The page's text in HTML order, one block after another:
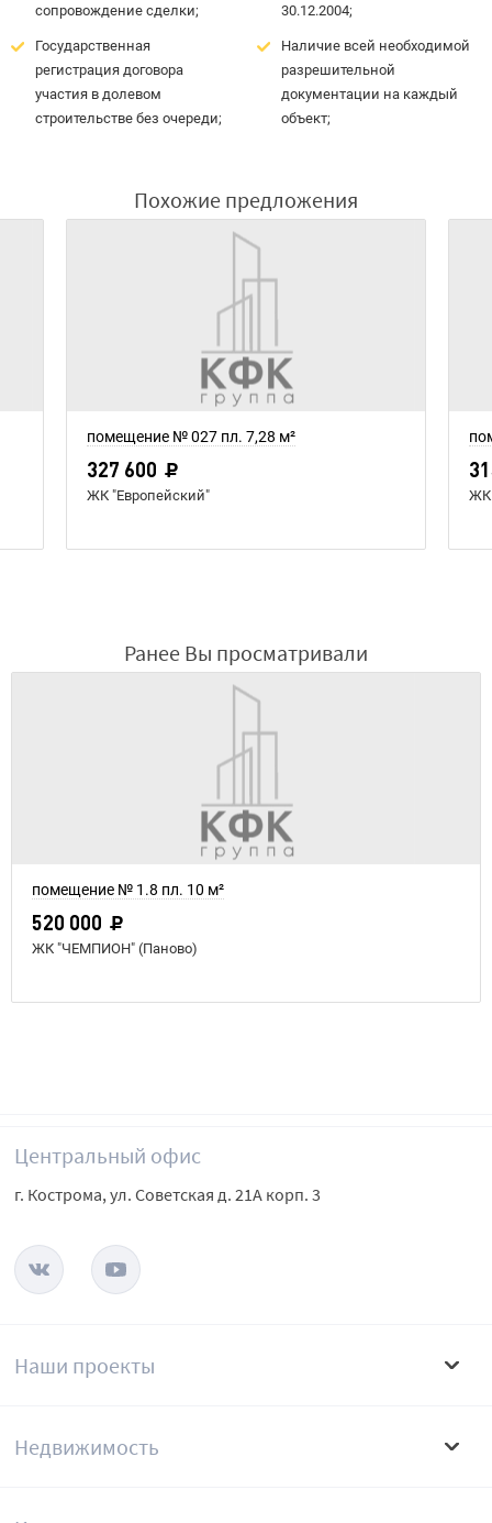
сопровождение сделки;
Государственная
регистрация договора
участия в долевом
строительстве без очереди;
30.12.2004;
Наличие всей необходимой
разрешительной
документации на каждый
объект;
Похожие предложения
помещение № 027 пл. 7,28 м²
327 600
ЖК "Европейский" ЖК
Ранее Вы просматривали
помещение № 1.8 пл. 10 м²
520 000
ЖК "ЧЕМПИОН" (Паново)
Наши проекты
Недвижимость
Центральный офис
г. Кострома, ул. Советская д. 21А корп. 3